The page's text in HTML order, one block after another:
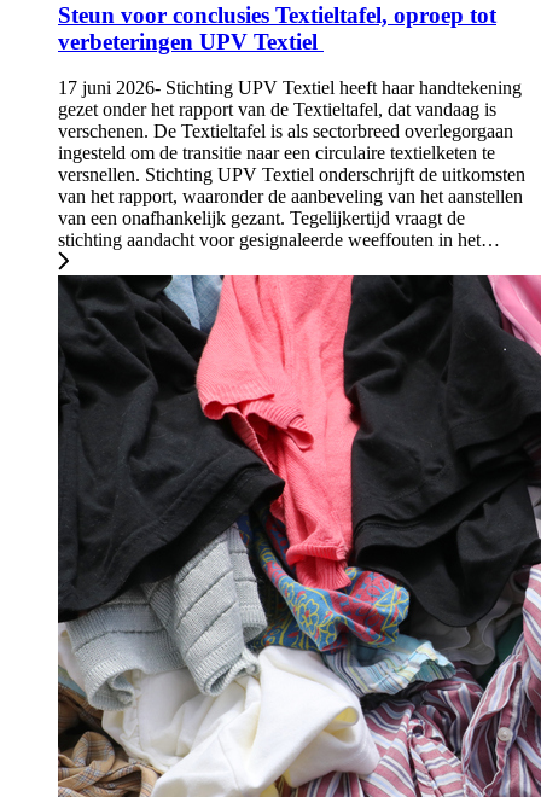
Steun voor conclusies Textieltafel, oproep tot
verbeteringen UPV Textiel
17 juni 2026- Stichting UPV Textiel heeft haar handtekening
gezet onder het rapport van de Textieltafel, dat vandaag is
verschenen. De Textieltafel is als sectorbreed overlegorgaan
ingesteld om de transitie naar een circulaire textielketen te
versnellen. Stichting UPV Textiel onderschrijft de uitkomsten
van het rapport, waaronder de aanbeveling van het aanstellen
van een onafhankelijk gezant. Tegelijkertijd vraagt de
stichting aandacht voor gesignaleerde weeffouten in het…